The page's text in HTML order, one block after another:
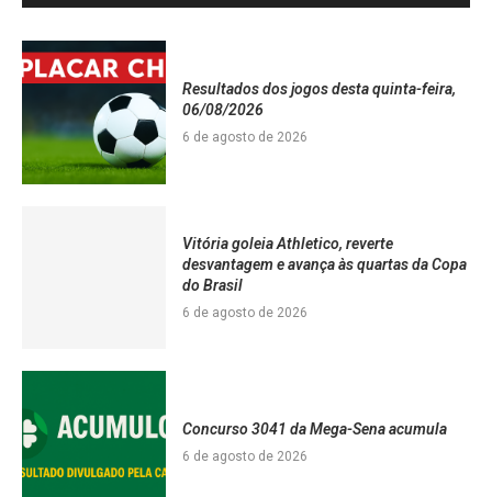
Resultados dos jogos desta quinta-feira,
06/08/2026
6 de agosto de 2026
Vitória goleia Athletico, reverte
desvantagem e avança às quartas da Copa
do Brasil
6 de agosto de 2026
Concurso 3041 da Mega-Sena acumula
6 de agosto de 2026